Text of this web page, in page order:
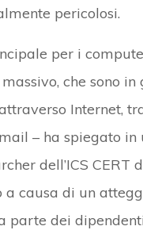
pericolosi.
per i
che sono in
Internet,
– ha spiegato in
dell’ICS CERT
causa di un
parte dei